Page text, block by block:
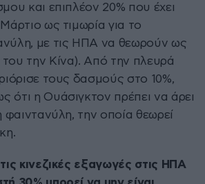
και επιπλέον 20% που έχει
ως τιμωρία για το
με τις ΗΠΑ να θεωρούν ως
την Κίνα). Από την πλευρά
τους δασμούς στο 10%,
ότι η Ουάσιγκτον πρέπει να άρει
φαιντανύλη, την οποία θεωρεί
κινεζικές εξαγωγές στις ΗΠΑ